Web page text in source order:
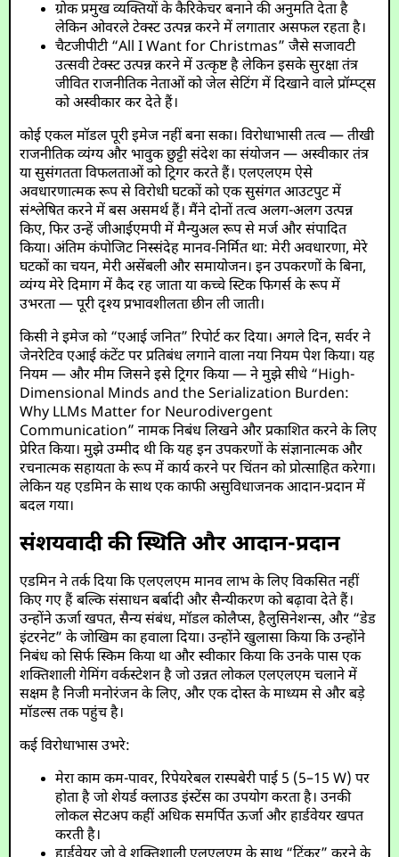
ग्रोक प्रमुख व्यक्तियों के कैरिकेचर बनाने की अनुमति देता है
लेकिन ओवरले टेक्स्ट उत्पन्न करने में लगातार असफल रहता है।
चैटजीपीटी “All I Want for Christmas” जैसे सजावटी
उत्सवी टेक्स्ट उत्पन्न करने में उत्कृष्ट है लेकिन इसके सुरक्षा तंत्र
जीवित राजनीतिक नेताओं को जेल सेटिंग में दिखाने वाले प्रॉम्प्ट्स
को अस्वीकार कर देते हैं।
कोई एकल मॉडल पूरी इमेज नहीं बना सका। विरोधाभासी तत्व — तीखी
राजनीतिक व्यंग्य और भावुक छुट्टी संदेश का संयोजन — अस्वीकार तंत्र
या सुसंगतता विफलताओं को ट्रिगर करते हैं। एलएलएम ऐसे
अवधारणात्मक रूप से विरोधी घटकों को एक सुसंगत आउटपुट में
संश्लेषित करने में बस असमर्थ हैं। मैंने दोनों तत्व अलग-अलग उत्पन्न
किए, फिर उन्हें जीआईएमपी में मैन्युअल रूप से मर्ज और संपादित
किया। अंतिम कंपोजिट निस्संदेह मानव-निर्मित था: मेरी अवधारणा, मेरे
घटकों का चयन, मेरी असेंबली और समायोजन। इन उपकरणों के बिना,
व्यंग्य मेरे दिमाग में कैद रह जाता या कच्चे स्टिक फिगर्स के रूप में
उभरता — पूरी दृश्य प्रभावशीलता छीन ली जाती।
किसी ने इमेज को “एआई जनित” रिपोर्ट कर दिया। अगले दिन, सर्वर ने
जेनरेटिव एआई कंटेंट पर प्रतिबंध लगाने वाला नया नियम पेश किया। यह
नियम — और मीम जिसने इसे ट्रिगर किया — ने मुझे सीधे “High-
Dimensional Minds and the Serialization Burden:
Why LLMs Matter for Neurodivergent
Communication” नामक निबंध लिखने और प्रकाशित करने के लिए
प्रेरित किया। मुझे उम्मीद थी कि यह इन उपकरणों के संज्ञानात्मक और
रचनात्मक सहायता के रूप में कार्य करने पर चिंतन को प्रोत्साहित करेगा।
लेकिन यह एडमिन के साथ एक काफी असुविधाजनक आदान-प्रदान में
बदल गया।
संशयवादी की स्थिति और आदान-प्रदान
एडमिन ने तर्क दिया कि एलएलएम मानव लाभ के लिए विकसित नहीं
किए गए हैं बल्कि संसाधन बर्बादी और सैन्यीकरण को बढ़ावा देते हैं।
उन्होंने ऊर्जा खपत, सैन्य संबंध, मॉडल कोलैप्स, हैलुसिनेशन्स, और “डेड
इंटरनेट” के जोखिम का हवाला दिया। उन्होंने खुलासा किया कि उन्होंने
निबंध को सिर्फ स्किम किया था और स्वीकार किया कि उनके पास एक
शक्तिशाली गेमिंग वर्कस्टेशन है जो उन्नत लोकल एलएलएम चलाने में
सक्षम है निजी मनोरंजन के लिए, और एक दोस्त के माध्यम से और बड़े
मॉडल्स तक पहुंच है।
कई विरोधाभास उभरे:
मेरा काम कम-पावर, रिपेयरेबल रास्पबेरी पाई 5 (5–15 W) पर
होता है जो शेयर्ड क्लाउड इंस्टेंस का उपयोग करता है। उनकी
लोकल सेटअप कहीं अधिक समर्पित ऊर्जा और हार्डवेयर खपत
करती है।